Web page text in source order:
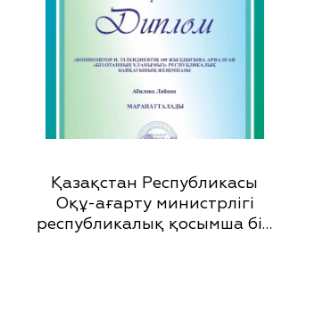
Қазақстан Республикасы
Оқұ-ағарту министрлігі
республикалық қосымша бі…